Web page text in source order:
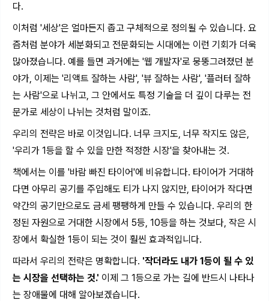
다.
이처럼 '세상'은 얼마든지 좁고 구체적으로 정의될 수 있습니다. 요
즘처럼 분야가 세분화되고 전문화되는 시대에는 이런 기회가 더욱
많아졌습니다. 예를 들면 과거에는 '웹 개발자'로 뭉뚱그려졌던 분
야가, 이제는 '리액트 잘하는 사람', '뷰 잘하는 사람', '플러터 잘하
는 사람'으로 나뉘고, 그 안에서도 특정 기술을 더 깊이 다루는 전
문가로 세상이 나뉘는 것처럼 말이죠.
우리의 전략은 바로 이것입니다. 너무 크지도, 너무 작지도 않은,
'우리가 1등을 할 수 있을 만한 적정한 시장'을 찾아내는 것.
책에서는 이를 '바람 빠진 타이어'에 비유합니다. 타이어가 거대하
다면 아무리 공기를 주입해도 티가 나지 않지만, 타이어가 작다면
약간의 공기만으로도 금세 팽팽하게 만들 수 있습니다. 우리의 한
정된 자원으로 거대한 시장에서 5등, 10등을 하는 것보다, 작은 시
장에서 확실한 1등이 되는 것이 훨씬 효과적입니다.
따라서 우리의 전략은 명확합니다. '작더라도 내가 1등이 될 수 있
는 시장을 선택하는 것.' 이제 그 1등으로 가는 길에 반드시 나타나
는 장애물에 대해 알아보겠습니다.